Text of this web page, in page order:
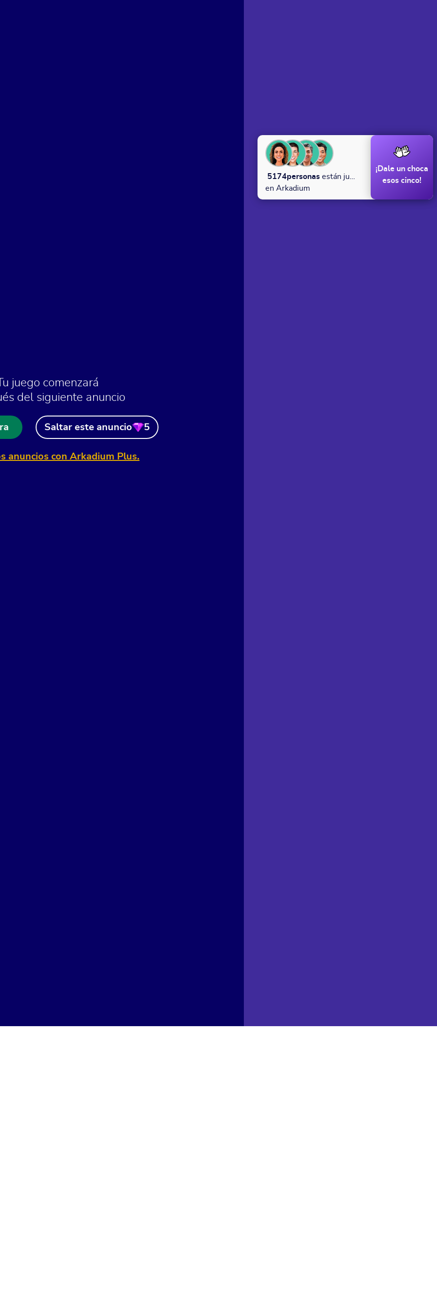
Tu juego comenzará
del siguiente anuncio
Saltar este anuncio 5
anuncios con Arkadium Plus.
5174personas están jugando
en Arkadium
¡Dale un choca
esos cinco!